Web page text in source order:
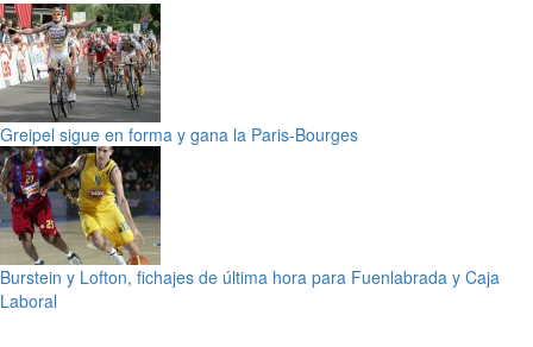
Greipel sigue en forma y gana la Paris-Bourges
Burstein y Lofton, fichajes de última hora para Fuenlabrada y Caja
Laboral